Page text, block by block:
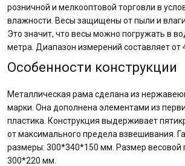
розничной и мелкооптовой торговли в
влажности. Весы защищены от пыли и влаги
Это значит, что весы можно погружать в
метра. Диапазон измерений составляет от
Особенности конструкции
Металлическая рама сделана из
марки. Она дополнена элементами из
пластика. Конструкция выдерживает
от максимального предела взвешивания.
размеры: 300*340*150 мм. Размер весовой
300*220 мм.